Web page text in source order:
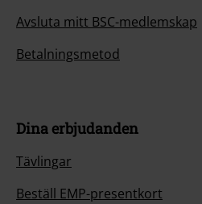
Avsluta mitt BSC-medlemskap
Betalningsmetod
Dina erbjudanden
Tävlingar
Beställ EMP-presentkort